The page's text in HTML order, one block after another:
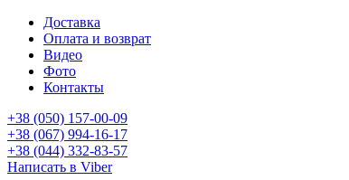
Доставка
Оплата и возврат
Видео
Фото
Контакты
+38 (050) 157-00-09
+38 (067) 994-16-17
+38 (044) 332-83-57
Написать в Viber